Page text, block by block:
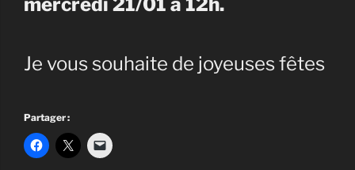
Je vous souhaite de joyeuses fêtes
Partager :